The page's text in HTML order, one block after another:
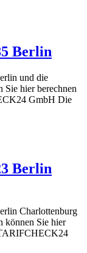
Berlin
und die
Sie hier berechnen
GmbH Die
Berlin
Charlottenburg
können Sie hier